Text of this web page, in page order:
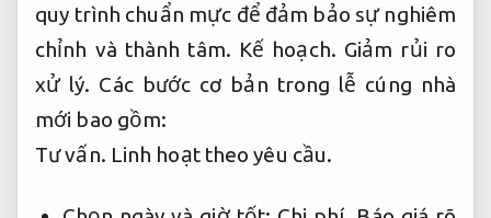
quy trình chuẩn mực để đảm bảo sự nghiêm
chỉnh và thành tâm. Kế hoạch. Giảm rủi ro
xử lý. Các bước cơ bản trong lễ cúng nhà
mới bao gồm:
Tư vấn. Linh hoạt theo yêu cầu.